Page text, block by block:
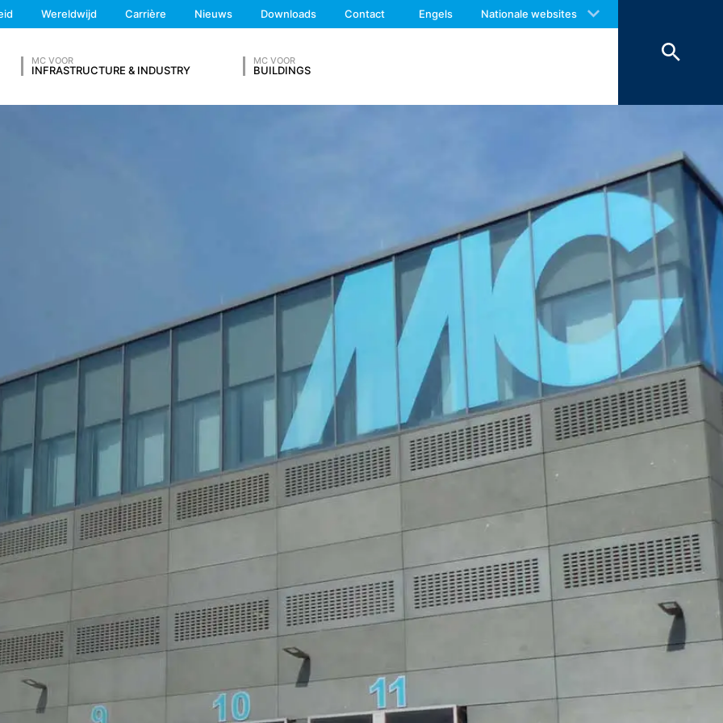
Wereldwijd Carrière Nieuws Downloads Contact Engels Nationale websites
MC VOOR
INFRASTRUCTURE & INDUSTRY
MC VOOR
BUILDINGS
deze in deze Verklaring betreffende gegevensbescherming afzonderlijk behandeld.
beoogd.
7 dagen opgeslagen en worden vervolgens gewist. De gegevens worden om veiligheidsredenen
ophelderen. Indien de gegevens om redenen van bewijs dienen te worden bewaard, worden deze
definitief is opgehelderd. Gedurende deze periode wordt de verwerking beperkt.
op vrijwillige basis online contact met ons op te nemen. In het kader van het contactformulier registreren
adresgegevens, telefoonnummer, e-mailadres), het onderwerp en de inhoud van uw bericht, alsmede
Wij maken gebruik van deze gegevens om uw aanvraag te beantwoorden. Met de verwerking van de
om uw aanvragen te beantwoorden (Art. 6 lid 1 lit. f AVG). Bovendien zijn wij verplicht om deze te
(Art. 6 lid 1 lit. c AVG). De gegevens verstrekken wij aan onze hosting-dienstverlener die wij de
te hosten. Er worden geen gegevens aan derden doorgegeven. De bovengenoemde gegevens zullen
10 jaar bewaren en daarna wissen. Een overdracht naar derde landen buiten de Europese Economische
van de websiteanalysedienst Google Analytics. Deze wordt aangeboden door Google Inc., 1600
94043, VS. Google Analytics maakt gebruik van zogenaamde “Cookies”. Dat zijn tekstbestandjes die op
mogelijk maken om te analyseren hoe u de website gebruikt. De door de cookie verzamelde informatie
naar een server van Google in de VS overgedragen en daar opgeslagen.
gebeurt op basis van Art. 6 lid 1 lit. f AVG. De exploitant van de website heeft een rechtmatig belang bij
zowel zijn internetaanbod als zijn reclame te optimaliseren.
anonimisering geactiveerd. Daardoor wordt uw IP-adres door Google binnen de lidstaten van de Europese
verdrag over de Europese Economische Ruimte vóór de overdracht naar de VS ingekort. Slechts in
Telefoonnummer
Feel free to contact us again should you find necessary.